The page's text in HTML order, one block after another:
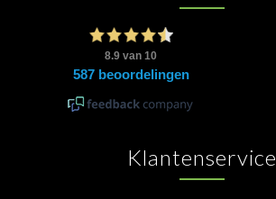
Klantenservice